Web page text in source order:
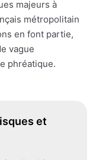
majeurs à
métropolitain
en font partie,
vague
phréatique.
et